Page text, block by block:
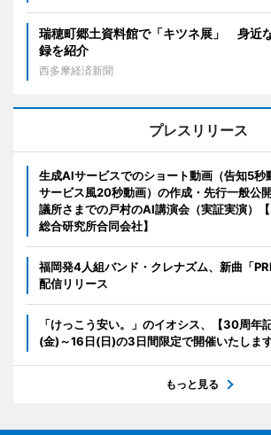
瑞穂町郷土資料館で「キツネ展」 身近
録を紹介
西多摩経済新聞
プレスリリース
生成AIサービスでのショート動画（告知5秒
サービス風20秒動画）の作成・先行一般公
議所さまでの戸村のAI講演会（実証実演）
総合研究所合同会社】
福岡発4人組バンド・クレナズム、新曲「
配信リリース
「けっこう安い。」のイオシス、【30周年
(金)～16日(日)の3日間限定で開催いたしま
もっと見る